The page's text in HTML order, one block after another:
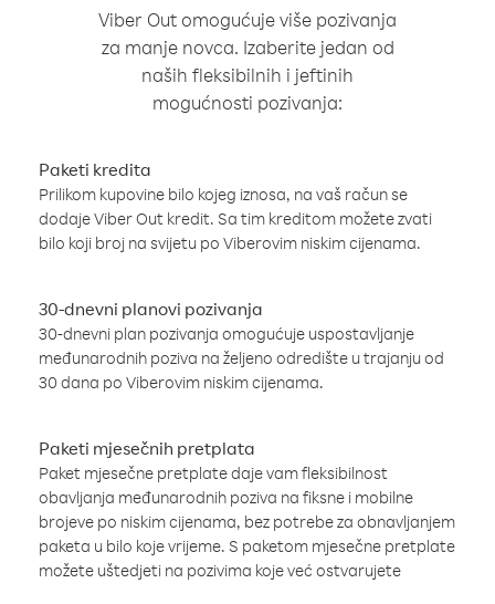
Viber Out omogućuje više pozivanja
za manje novca. Izaberite jedan od
naših fleksibilnih i jeftinih
mogućnosti pozivanja:
Paketi kredita
Prilikom kupovine bilo kojeg iznosa, na vaš račun se
dodaje Viber Out kredit. Sa tim kreditom možete zvati
bilo koji broj na svijetu po Viberovim niskim cijenama.
30-dnevni planovi pozivanja
30-dnevni plan pozivanja omogućuje uspostavljanje
međunarodnih poziva na željeno odredište u trajanju od
30 dana po Viberovim niskim cijenama.
Paketi mjesečnih pretplata
Paket mjesečne pretplate daje vam fleksibilnost
obavljanja međunarodnih poziva na fiksne i mobilne
brojeve po niskim cijenama, bez potrebe za obnavljanjem
paketa u bilo koje vrijeme. S paketom mjesečne pretplate
možete uštedjeti na pozivima koje već ostvarujete